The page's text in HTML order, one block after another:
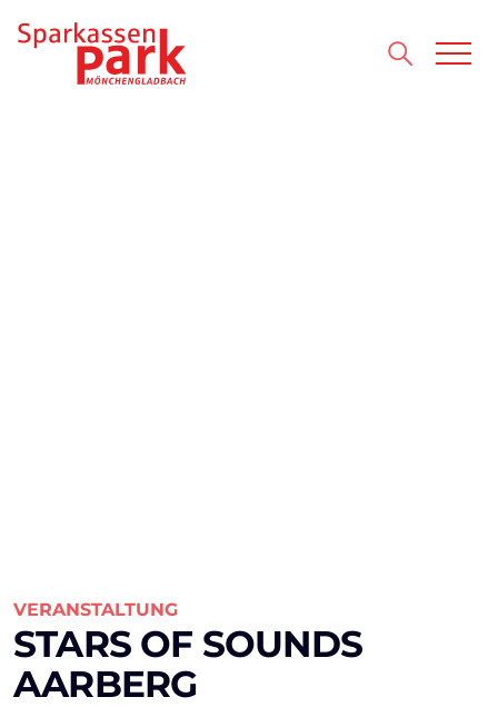
VERANSTALTUNG
STARS OF SOUNDS
AARBERG